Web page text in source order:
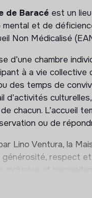
de Baracé est un
et de
Non Médicalisé
d’une chambre
à a vie collective
des temps de
d’activités
chacun. L’accueil
ou de
Lino Ventura, la
respect
inclusive et
la dignité et la